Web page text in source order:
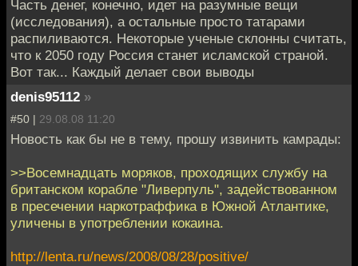
Часть денег, конечно, идет на разумные вещи
(исследования), а остальные просто татарами
распиливаются. Некоторые ученые склонны считать,
что к 2050 году Россия станет исламской страной.
Вот так... Каждый делает свои выводы
denis95112 »
#50 | 29.08.08 11:20
Новость как бы не в тему, прошу извинить камрады:
>>Восемнадцать моряков, проходящих службу на
британском корабле "Ливерпуль", задействованном
в пресечении наркотраффика в Южной Атлантике,
уличены в употреблении кокаина.
http://lenta.ru/news/2008/08/28/positive/